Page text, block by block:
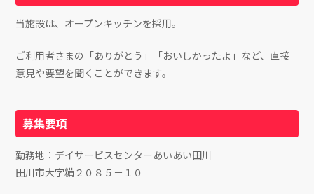
当施設は、オープンキッチンを採用。
ご利用者さまの「ありがとう」「おいしかったよ」など、直接
意見や要望を聞くことができます。
募集要項
勤務地：デイサービスセンターあいあい田川
田川市大字糒２０８５－１０